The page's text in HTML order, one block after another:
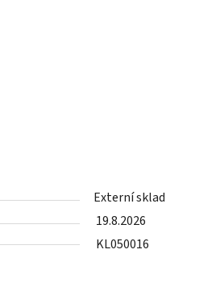
Externí sklad
19.8.2026
KL050016